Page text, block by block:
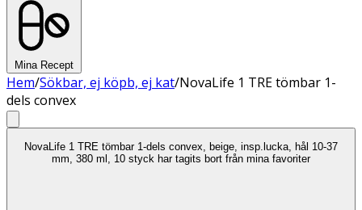
Mina Recept
Hem/Sökbar, ej köpb, ej kat/NovaLife 1 TRE tömbar 1-
dels convex
NovaLife 1 TRE tömbar 1-dels convex, beige, insp.lucka, hål 10-37
mm, 380 ml, 10 styck har tagits bort från mina favoriter